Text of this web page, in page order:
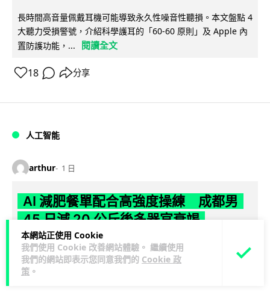
本網站正使用 Cookie
我們使用 Cookie 改善網站體驗。 繼續使用
我們的網站即表示您同意我們的 Cookie 政
策 。
長時間高音量佩戴耳機可能導致永久性噪音性聽損。本文盤點 4
大聽力受損警號，介紹科學護耳的「60-60 原則」及 Apple 內
置防護功能，...
閱讀全文
18 分享
人工智能
arthur 1 日
AI 減肥餐單配合高強度操練 成都男
45 日減 20 公斤後多器官衰竭
成都一名男子跟隨 AI 制訂高強度減脂計劃，45 日內減去約 20
公斤後昏迷送院。醫生診斷他患上尿源性膿毒症、膿毒性休克
及多器官功能障礙。...